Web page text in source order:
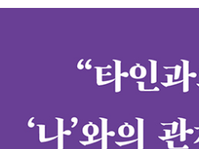
줄 알았다 1┃엄마를 평생 용서